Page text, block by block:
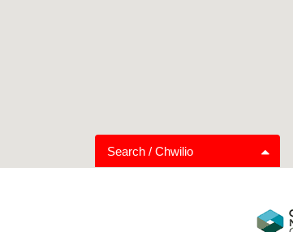
Search / Chwilio